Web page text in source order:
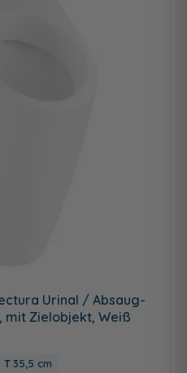
Urinal / Absaug-
mit Zielobjekt, Weiß
35,5 cm